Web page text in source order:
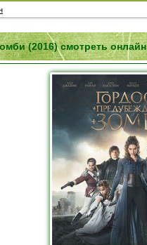
(2016) смотреть онлайн